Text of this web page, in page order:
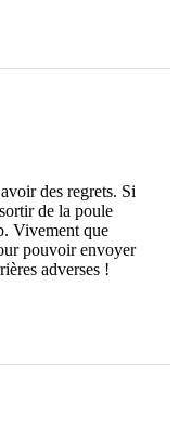
des regrets. Si
de la poule
Vivement que
pouvoir envoyer
adverses !